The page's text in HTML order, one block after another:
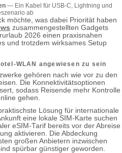
— Ein Kabel für USB-C, Lightning und
ab
möchte, was dabei Priorität haben
zusammengestellten Gadgets
2026 einen praxisnahen
und trotzdem wirksames Setup
WLAN angewiesen zu sein
gehören nach wie vor zu den
Die Konnektivitätsoptionen
sodass Reisende mehr Kontrolle
gehen.
Lösung für internationale
eine lokale SIM-Karte suchen
eSIM-Tarif bereits vor der Abreise
aktivieren. Die Abdeckung
großen Anbietern inzwischen
spürbar günstiger geworden.